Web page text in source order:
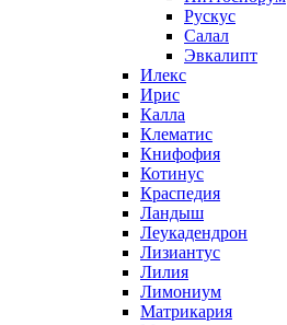
Рускус
Салал
Эвкалипт
Илекс
Ирис
Калла
Клематис
Книфофия
Котинус
Краспедия
Ландыш
Леукадендрон
Лизиантус
Лилия
Лимониум
Матрикария